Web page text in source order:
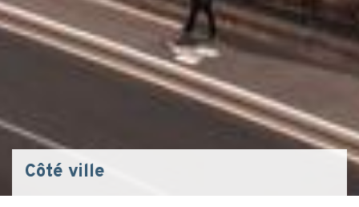
Côté ville